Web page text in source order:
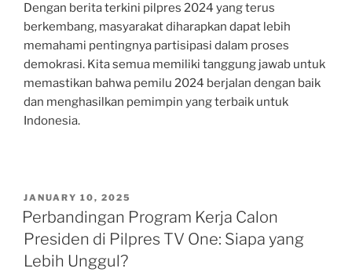
Dengan berita terkini pilpres 2024 yang terus
berkembang, masyarakat diharapkan dapat lebih
memahami pentingnya partisipasi dalam proses
demokrasi. Kita semua memiliki tanggung jawab untuk
memastikan bahwa pemilu 2024 berjalan dengan baik
dan menghasilkan pemimpin yang terbaik untuk
Indonesia.
POSTED
ON
JANUARY 10, 2025
Perbandingan Program Kerja Calon
Presiden di Pilpres TV One: Siapa yang
Lebih Unggul?